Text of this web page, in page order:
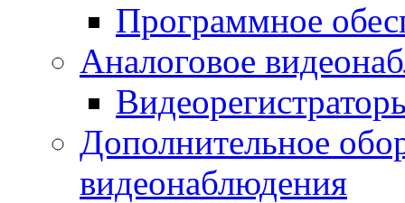
Программное
Аналоговое
Дополнительное
видеонаблюдения